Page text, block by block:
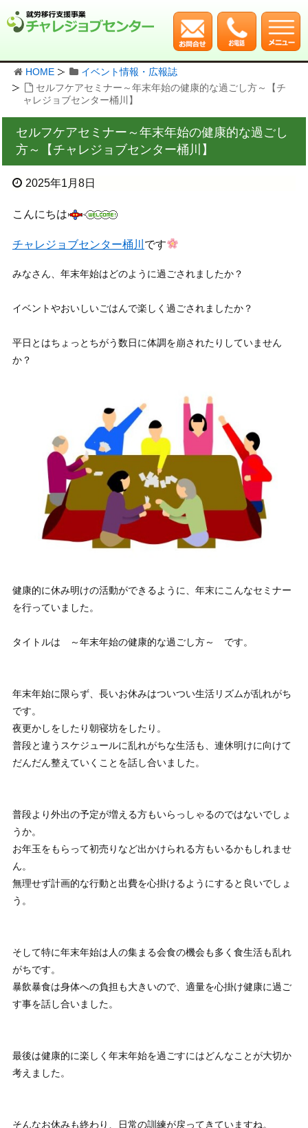
HOME
イベント情報・広報誌
セルフケアセミナー～年末年始の健康的な過ごし方～【チ
ャレジョブセンター桶川】
セルフケアセミナー～年末年始の健康的な過ごし
方～【チャレジョブセンター桶川】
2025年1月8日
こんにちは
チャレジョブセンター桶川 です
みなさん、年末年始はどのように過ごされましたか？
イベントやおいしいごはんで楽しく過ごされましたか？
平日とはちょっとちがう数日に体調を崩されたりしていません
か？
健康的に休み明けの活動ができるように、年末にこんなセミナー
を行っていました。
タイトルは ～年末年始の健康的な過ごし方～ です。
年末年始に限らず、長いお休みはついつい生活リズムが乱れがち
です。
夜更かしをしたり朝寝坊をしたり。
普段と違うスケジュールに乱れがちな生活も、連休明けに向けて
だんだん整えていくことを話し合いました。
普段より外出の予定が増える方もいらっしゃるのではないでしょ
うか。
お年玉をもらって初売りなど出かけられる方もいるかもしれませ
ん。
無理せず計画的な行動と出費を心掛けるようにすると良いでしょ
う。
そして特に年末年始は人の集まる会食の機会も多く食生活も乱れ
がちです。
暴飲暴食は身体への負担も大きいので、適量を心掛け健康に過ご
す事を話し合いました。
最後は健康的に楽しく年末年始を過ごすにはどんなことが大切か
考えました。
そんなお休みも終わり、日常の訓練が戻ってきていますね。